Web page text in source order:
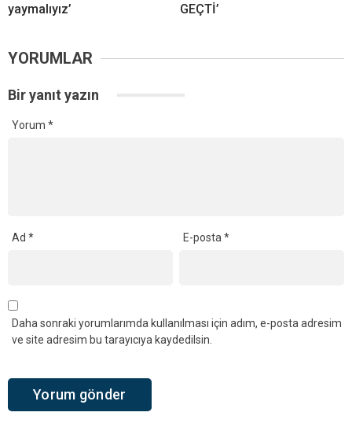
yaymalıyız’
GEÇTİ’
YORUMLAR
Bir yanıt yazın
Yorum *
Ad * E-posta*
Daha sonraki yorumlarımda kullanılması için adım, e-posta adresim
ve site adresim bu tarayıcıya kaydedilsin.